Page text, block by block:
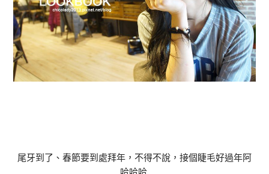
尾牙到了、春節要到處拜年，不得不說，接個睫毛好過年阿
哈哈哈